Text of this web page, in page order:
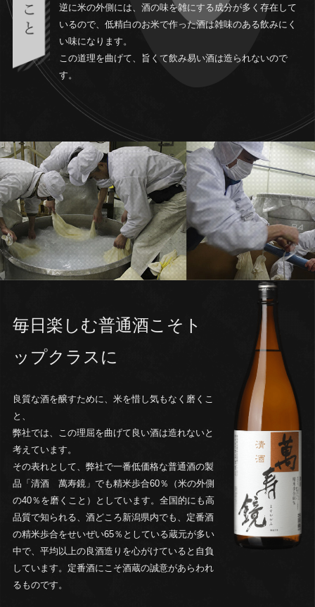
逆に米の外側には、酒の味を雑にする成分が多く存在して
いるので、低精白のお米で作った酒は雑味のある飲みにく
い味になります。
この道理を曲げて、旨くて飲み易い酒は造られないので
す。
毎日楽しむ普通酒こそト
ップクラスに
良質な酒を醸すために、米を惜し気もなく磨くこ
と、
弊社では、この理屈を曲げて良い酒は造れないと
考えています。
その表れとして、弊社で一番低価格な普通酒の製
品「清酒 萬寿鏡」でも精米歩合60％（米の外側
の40％を磨くこと）としています。全国的にも高
品質で知られる、酒どころ新潟県内でも、定番酒
の精米歩合をせいぜい65％としている蔵元が多い
中で、平均以上の良酒造りを心がけていると自負
しています。定番酒にこそ酒蔵の誠意があらわれ
るものです。